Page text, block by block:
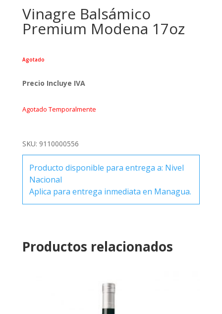
Vinagre Balsámico
Premium Modena 17oz
Agotado
Precio Incluye IVA
Agotado Temporalmente
SKU: 9110000556
Producto disponible para entrega a: Nivel
Nacional
Aplica para entrega inmediata en Managua.
Productos relacionados